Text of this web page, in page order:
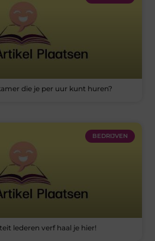
die je per uur kunt huren?
BEDRIJVEN
lederen verf haal je hier!